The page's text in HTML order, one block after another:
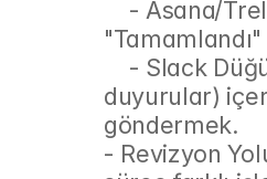
duyurular)
göndermek.
- Revizyon